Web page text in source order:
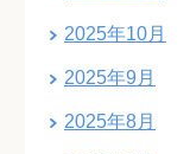
2025年10月
2025年9月
2025年8月